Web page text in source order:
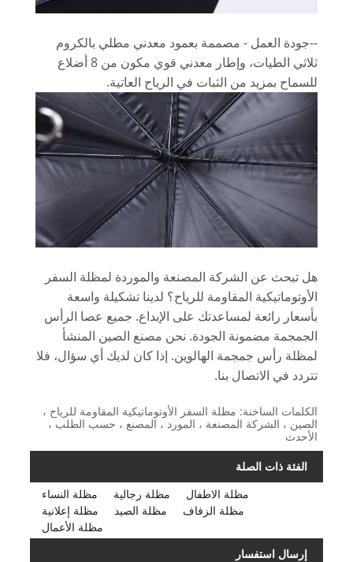
--جودة العمل - مصممة بعمود معدني مطلي بالكروم
ثلاثي الطيات، وإطار معدني قوي مكون من 8 أضلاع
للسماح بمزيد من الثبات في الرياح العاتية.
هل تبحث عن الشركة المصنعة والموردة لمظلة السفر
الأوتوماتيكية المقاومة للرياح؟ لدينا تشكيلة واسعة
بأسعار رائعة لمساعدتك على الإبداع. جميع عصا الرأس
الجمجمة مضمونة الجودة. نحن مصنع الصين المنشأ
لمظلة رأس جمجمة الهالوين. إذا كان لديك أي سؤال، فلا
تتردد في الاتصال بنا.
الكلمات الساخنة: مظلة السفر الأوتوماتيكية المقاومة للرياح ،
الصين ، الشركة المصنعة ، المورد ، المصنع ، حسب الطلب ،
الأحدث
الفئة ذات الصلة
مظلة النساء
مظلة رجالية
مظلة الاطفال
مظلة إعلانية
مظلة الصيد
مظلة الزفاف
مظلة الأعمال
إرسال استفسار